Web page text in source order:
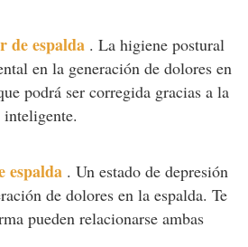
de espalda . La higiene postural
en la generación de dolores en
podrá ser corregida gracias a la
espalda . Un estado de depresión
de dolores en la espalda. Te
pueden relacionarse ambas